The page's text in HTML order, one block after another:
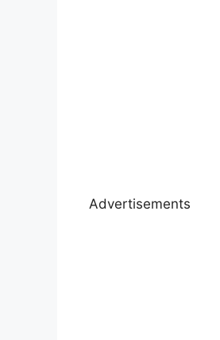
Advertisements